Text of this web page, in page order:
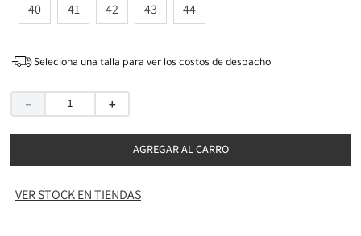
40 41 42 43 44
Seleciona una talla para ver los costos de despacho
＋
－
AGREGAR AL CARRO
VER STOCK EN TIENDAS